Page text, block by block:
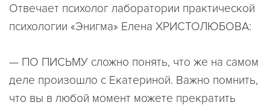
Отвечает психолог лаборатории практической
психологии «Энигма» Елена ХРИСТОЛЮБОВА:
— ПО ПИСЬМУ сложно понять, что же на самом
деле произошло с Екатериной. Важно помнить,
что вы в любой момент можете прекратить